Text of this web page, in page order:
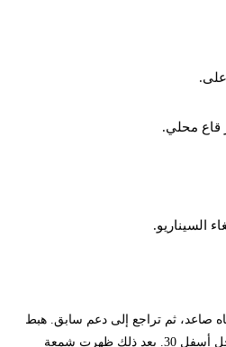
قاع محلي.
السيناريو.
صاعد، ثم تراجع إلى دعم سابق. هبط
RSI من 65 إلى 37، لكنه لم يدخل أسفل 30. بعد ذلك ظهرت شمعة